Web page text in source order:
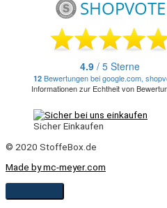
Sicher Einkaufen
© 2020 StoffeBox.de
Made by mc-meyer.com